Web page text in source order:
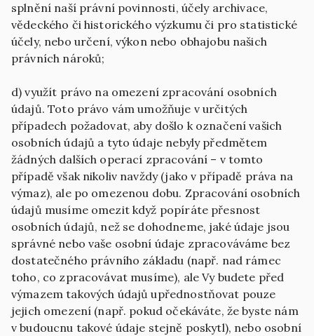
splnění naší právní povinnosti, účely archivace,
vědeckého či historického výzkumu či pro statistické
účely, nebo určení, výkon nebo obhajobu našich
právních nároků;
d) využít právo na omezení zpracování osobních
údajů. Toto právo vám umožňuje v určitých
případech požadovat, aby došlo k označení vašich
osobních údajů a tyto údaje nebyly předmětem
žádných dalších operací zpracování – v tomto
případě však nikoliv navždy (jako v případě práva na
výmaz), ale po omezenou dobu. Zpracování osobních
údajů musíme omezit když popíráte přesnost
osobních údajů, než se dohodneme, jaké údaje jsou
správné nebo vaše osobní údaje zpracováváme bez
dostatečného právního základu (např. nad rámec
toho, co zpracovávat musíme), ale Vy budete před
výmazem takových údajů upřednostňovat pouze
jejich omezení (např. pokud očekáváte, že byste nám
v budoucnu takové údaje stejně poskytl), nebo osobní